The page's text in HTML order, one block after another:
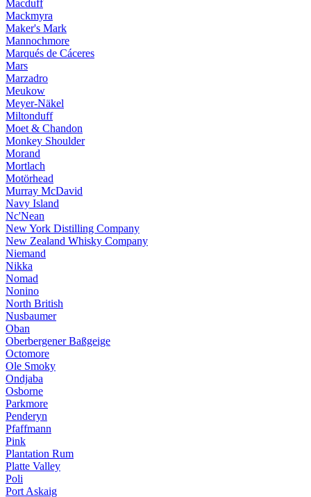
Macduff
Mackmyra
Maker's Mark
Mannochmore
Marqués de Cáceres
Mars
Marzadro
Meukow
Meyer-Näkel
Miltonduff
Moet & Chandon
Monkey Shoulder
Morand
Mortlach
Motörhead
Murray McDavid
Navy Island
Nc'Nean
New York Distilling Company
New Zealand Whisky Company
Niemand
Nikka
Nomad
Nonino
North British
Nusbaumer
Oban
Oberbergener Baßgeige
Octomore
Ole Smoky
Ondjaba
Osborne
Parkmore
Penderyn
Pfaffmann
Pink
Plantation Rum
Platte Valley
Poli
Port Askaig